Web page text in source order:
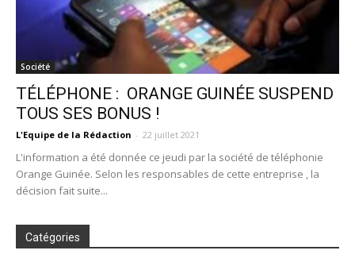
Société
TÉLÉPHONE : ORANGE GUINÉE SUSPEND
TOUS SES BONUS !
L'Equipe de la Rédaction - 22 juillet 2021
L'information a été donnée ce jeudi par la société de téléphonie
Orange Guinée. Selon les responsables de cette entreprise , la
décision fait suite...
Catégories